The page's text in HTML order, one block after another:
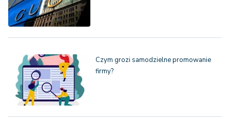
Czym grozi samodzielne promowanie
firmy?